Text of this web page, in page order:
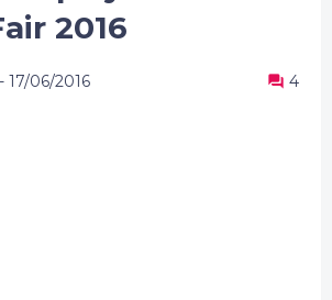
2016
- 17/06/2016 4